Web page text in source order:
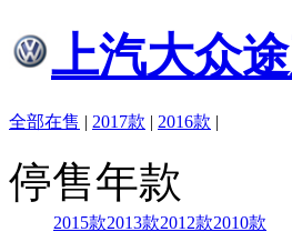
上汽大众
全部在售 | 2017款 | 2016款 |
停售年款
2015款2013款2012款2010款